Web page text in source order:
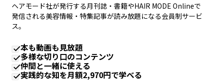
ヘアモード社が発行する月刊誌・書籍やHAIR MODE Onlineで
発信される美容情報・特集記事が読み放題になる会員制サービ
ス。
本も動画も見放題
多様な切り口のコンテンツ
仲間と一緒に使える
実践的な知を月額2,970円で学べる